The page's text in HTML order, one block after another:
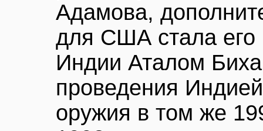
Адамова,
для США стала его
Индии Аталом
проведения
оружия в том же